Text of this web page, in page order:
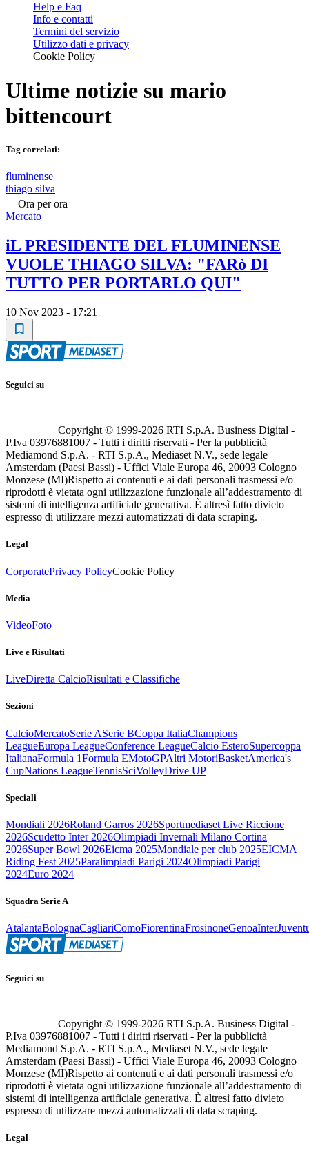
Help e Faq
Info e contatti
Termini del servizio
Utilizzo dati e privacy
Cookie Policy
Ultime notizie su mario
bittencourt
Tag correlati:
fluminense
thiago silva
Ora per ora
Mercato
iL PRESIDENTE DEL FLUMINENSE
VUOLE THIAGO SILVA: "FARò DI
TUTTO PER PORTARLO QUI"
10 Nov 2023 - 17:21
Seguici su
Copyright © 1999-2026 RTI S.p.A. Business Digital -
P.Iva 03976881007 - Tutti i diritti riservati - Per la pubblicità
Mediamond S.p.A. - RTI S.p.A., Mediaset N.V., sede legale
Amsterdam (Paesi Bassi) - Uffici Viale Europa 46, 20093 Cologno
Monzese (MI)Rispetto ai contenuti e ai dati personali trasmessi e/o
riprodotti è vietata ogni utilizzazione funzionale all’addestramento di
sistemi di intelligenza artificiale generativa. È altresì fatto divieto
espresso di utilizzare mezzi automatizzati di data scraping.
Legal
CorporatePrivacy PolicyCookie Policy
Media
VideoFoto
Live e Risultati
LiveDiretta CalcioRisultati e Classifiche
Sezioni
CalcioMercatoSerie ASerie BCoppa ItaliaChampions
LeagueEuropa LeagueConference LeagueCalcio EsteroSupercoppa
ItalianaFormula 1Formula EMotoGPAltri MotoriBasketAmerica's
CupNations LeagueTennisSciVolleyDrive UP
Speciali
Mondiali 2026Roland Garros 2026Sportmediaset Live Riccione
2026Scudetto Inter 2026Olimpiadi Invernali Milano Cortina
2026Super Bowl 2026Eicma 2025Mondiale per club 2025EICMA
Riding Fest 2025Paralimpiadi Parigi 2024Olimpiadi Parigi
2024Euro 2024
Squadra Serie A
AtalantaBolognaCagliariComoFiorentinaFrosinoneGenoaInter
Seguici su
Copyright © 1999-2026 RTI S.p.A. Business Digital -
P.Iva 03976881007 - Tutti i diritti riservati - Per la pubblicità
Mediamond S.p.A. - RTI S.p.A., Mediaset N.V., sede legale
Amsterdam (Paesi Bassi) - Uffici Viale Europa 46, 20093 Cologno
Monzese (MI)Rispetto ai contenuti e ai dati personali trasmessi e/o
riprodotti è vietata ogni utilizzazione funzionale all’addestramento di
sistemi di intelligenza artificiale generativa. È altresì fatto divieto
espresso di utilizzare mezzi automatizzati di data scraping.
Legal